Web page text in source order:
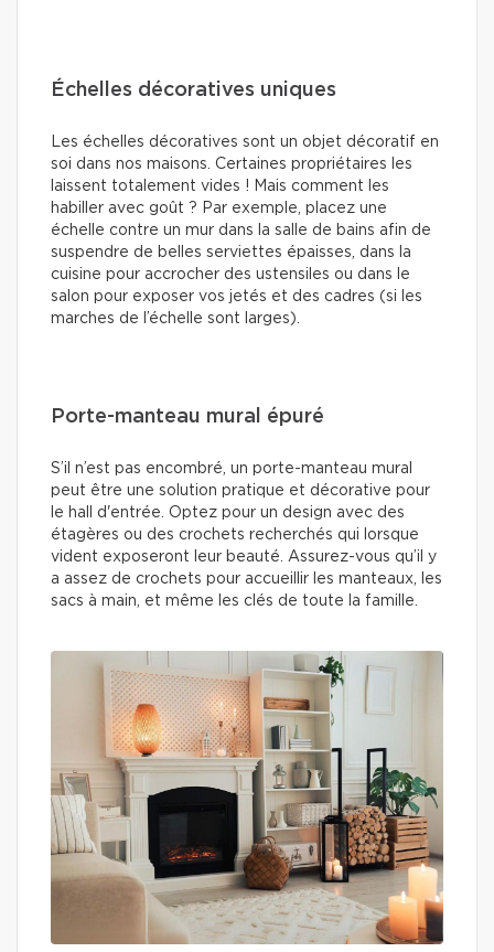
Échelles décoratives uniques
Les échelles décoratives sont un objet décoratif en
soi dans nos maisons. Certaines propriétaires les
laissent totalement vides ! Mais comment les
habiller avec goût ? Par exemple, placez une
échelle contre un mur dans la salle de bains afin de
suspendre de belles serviettes épaisses, dans la
cuisine pour accrocher des ustensiles ou dans le
salon pour exposer vos jetés et des cadres (si les
marches de l’échelle sont larges).
Porte-manteau mural épuré
S’il n’est pas encombré, un porte-manteau mural
peut être une solution pratique et décorative pour
le hall d'entrée. Optez pour un design avec des
étagères ou des crochets recherchés qui lorsque
vident exposeront leur beauté. Assurez-vous qu’il y
a assez de crochets pour accueillir les manteaux, les
sacs à main, et même les clés de toute la famille.